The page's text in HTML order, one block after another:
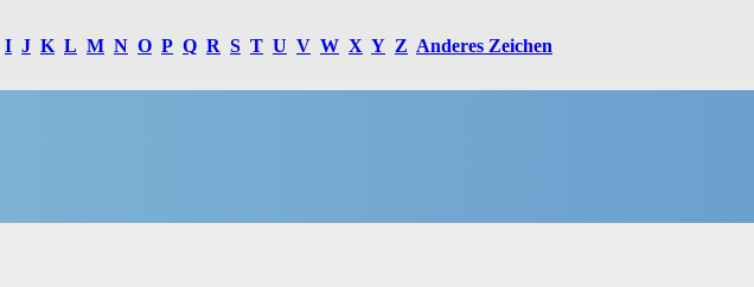
I J K L M N O P Q R S T U V W X Y Z Anderes Zeichen